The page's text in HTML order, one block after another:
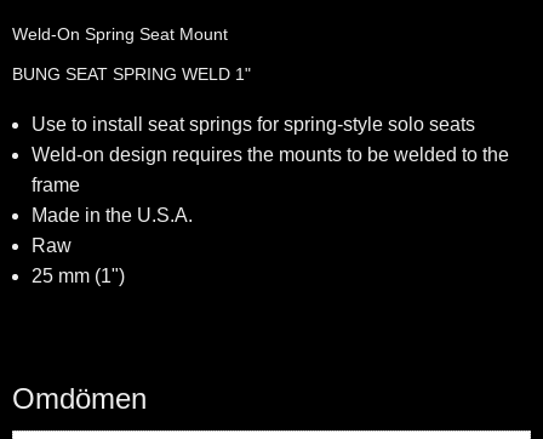
Weld-On Spring Seat Mount
BUNG SEAT SPRING WELD 1"
Use to install seat springs for spring-style solo seats
Weld-on design requires the mounts to be welded to the
frame
Made in the U.S.A.
Raw
25 mm (1")
Omdömen